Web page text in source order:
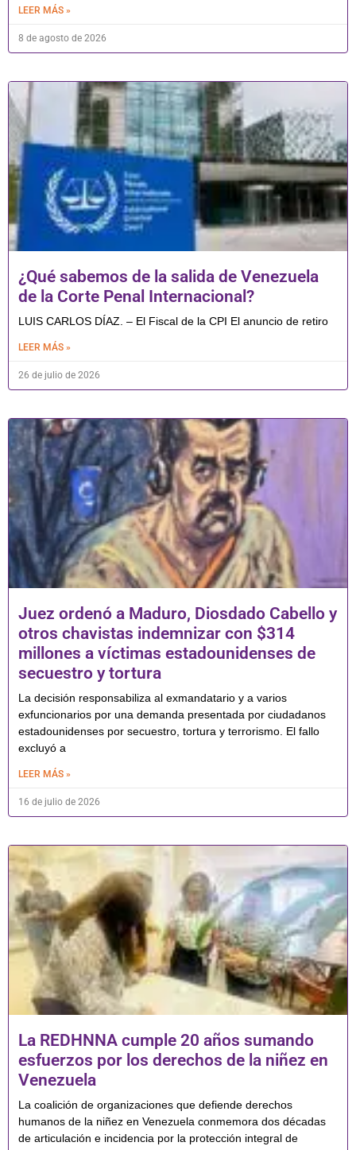
LEER MÁS »
8 de agosto de 2026
¿Qué sabemos de la salida de Venezuela
de la Corte Penal Internacional?
LUIS CARLOS DÍAZ. – El Fiscal de la CPI El anuncio de retiro
LEER MÁS »
26 de julio de 2026
Juez ordenó a Maduro, Diosdado Cabello y
otros chavistas indemnizar con $314
millones a víctimas estadounidenses de
secuestro y tortura
La decisión responsabiliza al exmandatario y a varios
exfuncionarios por una demanda presentada por ciudadanos
estadounidenses por secuestro, tortura y terrorismo. El fallo
excluyó a
LEER MÁS »
16 de julio de 2026
La REDHNNA cumple 20 años sumando
esfuerzos por los derechos de la niñez en
Venezuela
La coalición de organizaciones que defiende derechos
humanos de la niñez en Venezuela conmemora dos décadas
de articulación e incidencia por la protección integral de